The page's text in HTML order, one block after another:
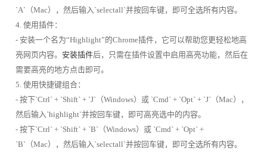
`A`（Mac），然后输入`selectall`并按回车键，即可全选所有内容。
4. 使用插件：
- 安装一个名为“Highlight”的Chrome插件，它可以帮助您更轻松地高
亮网页内容。 安装插件后，只需在插件设置中启用高亮功能，然后在
需要高亮的地方点击即可。
5. 使用快捷键组合：
- 按下`Ctrl` + `Shift` + `J`（Windows）或 `Cmd` + `Opt` + `J`（Mac），
然后输入`highlight`并按回车键，即可高亮选中的内容。
- 按下`Ctrl` + `Shift` + `B`（Windows）或 `Cmd` + `Opt` +
`B`（Mac），然后输入`selectall`并按回车键，即可全选所有内容。